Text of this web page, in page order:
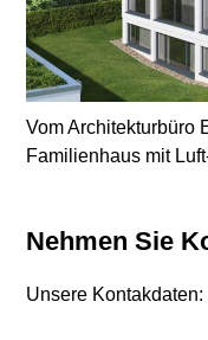
Vom Architekturbüro
Familienhaus mit
Nehmen Sie
Unsere Kontakdaten: